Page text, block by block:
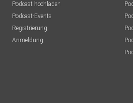
Podcast hochladen
Podcast-Events
Registrierung
Anmeldung